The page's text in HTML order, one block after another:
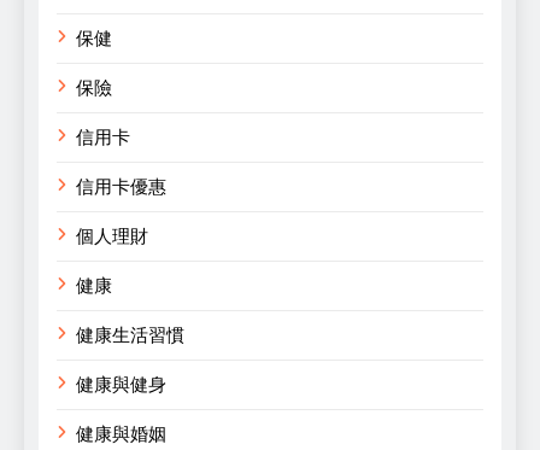
保健
保險
信用卡
信用卡優惠
個人理財
健康
健康生活習慣
健康與健身
健康與婚姻